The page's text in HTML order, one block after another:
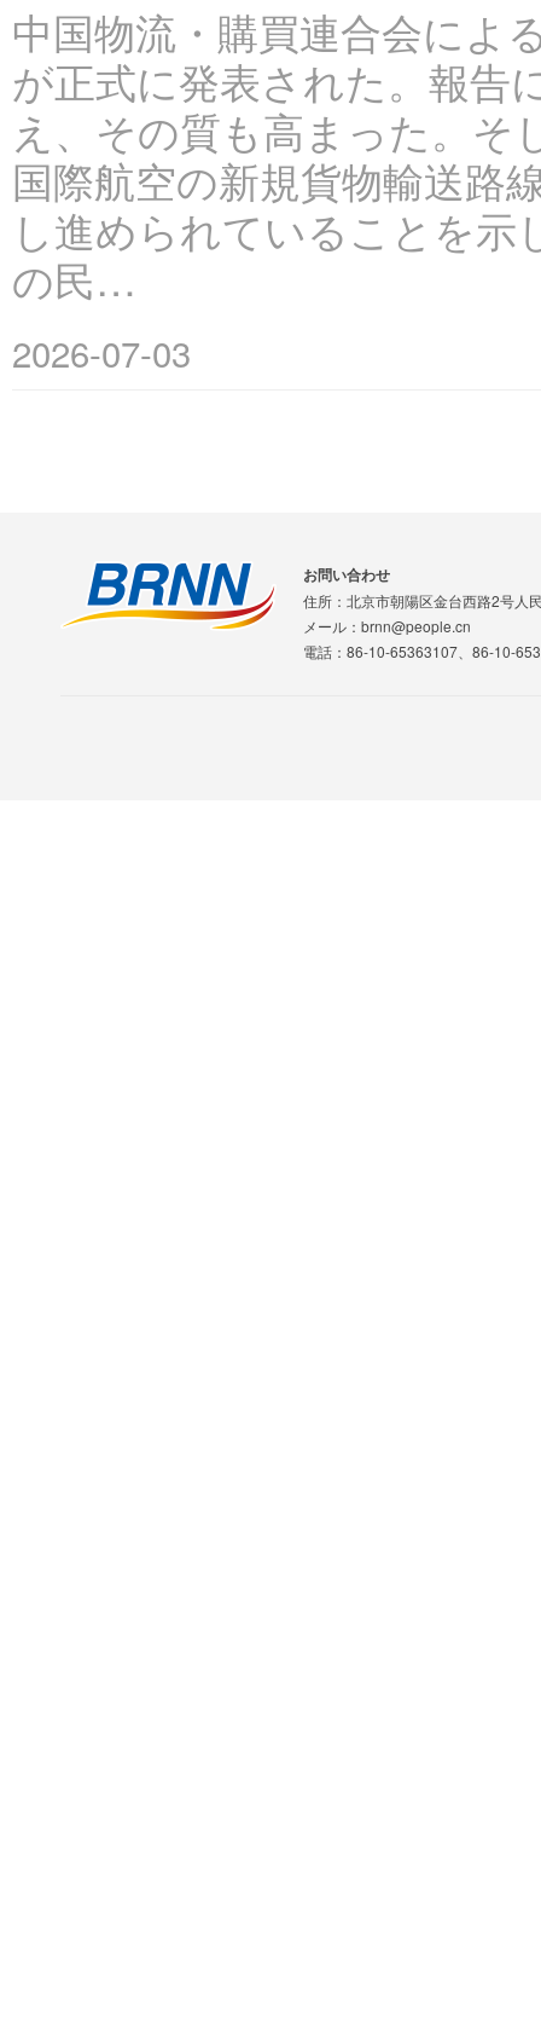
中国物流・購買連合会によ
が正式に発表された。報告
え、その質も高まった。そ
国際航空の新規貨物輸送路
し進められていることを
の民…
2026-07-03
お問い合わせ
住所：北京市朝陽区金台西路2号人
メール：brnn@people.cn
電話：86-10-65363107、86-10-